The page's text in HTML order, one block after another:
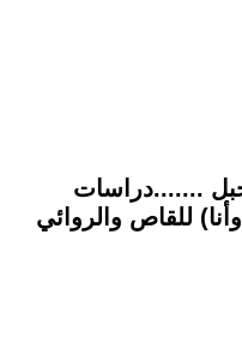
.......دراسات
للقاص والروائي